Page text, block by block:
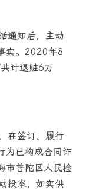
通知后，主动
实。2020年8
计退赃6万
在签订、履行
为已构成合同诈
市普陀区人民检
投案，如实供